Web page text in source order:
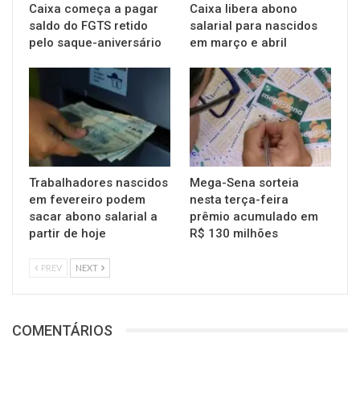
Caixa começa a pagar
saldo do FGTS retido
pelo saque-aniversário
Caixa libera abono
salarial para nascidos
em março e abril
Trabalhadores nascidos
em fevereiro podem
sacar abono salarial a
partir de hoje
Mega-Sena sorteia
nesta terça-feira
prêmio acumulado em
R$ 130 milhões
PREV NEXT
COMENTÁRIOS